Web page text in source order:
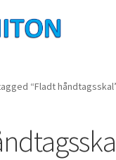
“Fladt